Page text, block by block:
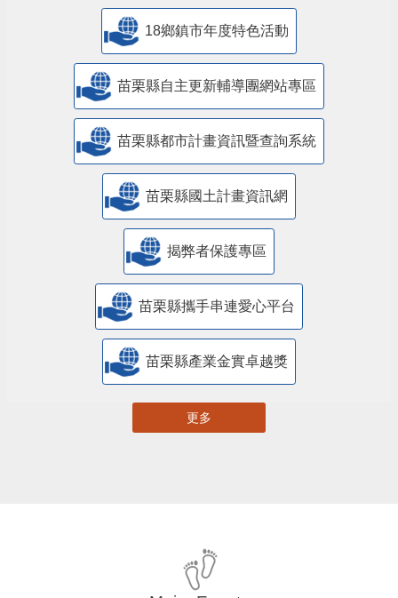
18鄉鎮市年度特色活動
苗栗縣自主更新輔導團網站專區
苗栗縣都市計畫資訊暨查詢系統
苗栗縣國土計畫資訊網
揭弊者保護專區
苗栗縣攜手串連愛心平台
苗栗縣產業金實卓越獎
更多